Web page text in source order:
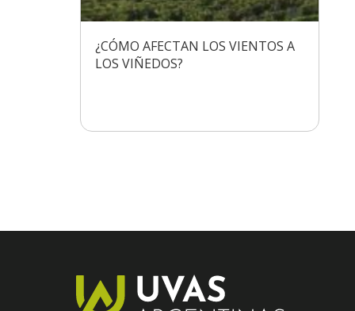
¿CÓMO AFECTAN LOS VIENTOS A
LOS VIÑEDOS?